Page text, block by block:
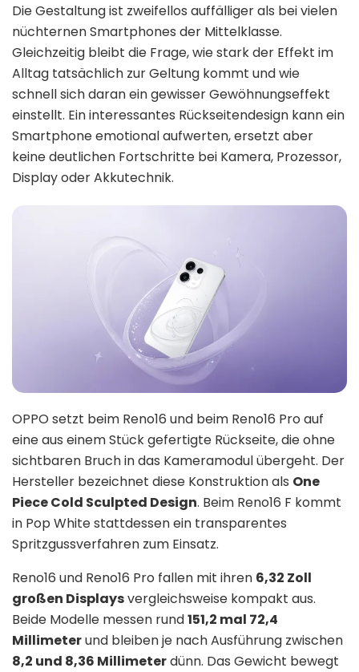
Die Gestaltung ist zweifellos auffälliger als bei vielen
nüchternen Smartphones der Mittelklasse.
Gleichzeitig bleibt die Frage, wie stark der Effekt im
Alltag tatsächlich zur Geltung kommt und wie
schnell sich daran ein gewisser Gewöhnungseffekt
einstellt. Ein interessantes Rückseitendesign kann ein
Smartphone emotional aufwerten, ersetzt aber
keine deutlichen Fortschritte bei Kamera, Prozessor,
Display oder Akkutechnik.
OPPO setzt beim Reno16 und beim Reno16 Pro auf
eine aus einem Stück gefertigte Rückseite, die ohne
sichtbaren Bruch in das Kameramodul übergeht. Der
Hersteller bezeichnet diese Konstruktion als One
Piece Cold Sculpted Design. Beim Reno16 F kommt
in Pop White stattdessen ein transparentes
Spritzgussverfahren zum Einsatz.
Reno16 und Reno16 Pro fallen mit ihren 6,32 Zoll
großen Displaysvergleichsweise kompakt aus.
Beide Modelle messen rund151,2 mal 72,4
Millimeterund bleiben je nach Ausführung zwischen
8,2 und 8,36 Millimeterdünn. Das Gewicht bewegt